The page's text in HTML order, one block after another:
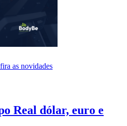
as novidades
talentos